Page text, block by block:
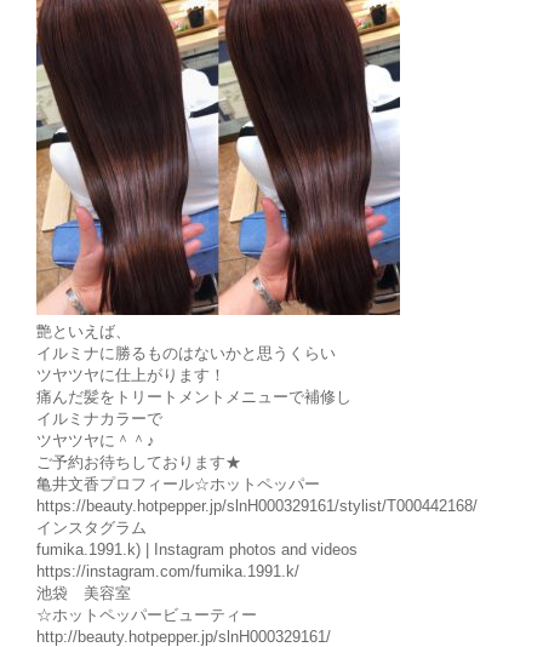
艶といえば、
イルミナに勝るものはないかと思うくらい
ツヤツヤに仕上がります！
痛んだ髪をトリートメントメニューで補修し
イルミナカラーで
ツヤツヤに＾＾♪
ご予約お待ちしております★
亀井文香プロフィール☆ホットペッパー
https://beauty.hotpepper.jp/slnH000329161/stylist/T000442168/
インスタグラム
fumika.1991.k) | Instagram photos and videos
https://instagram.com/fumika.1991.k/
池袋 美容室
☆ホットペッパービューティー
http://beauty.hotpepper.jp/slnH000329161/